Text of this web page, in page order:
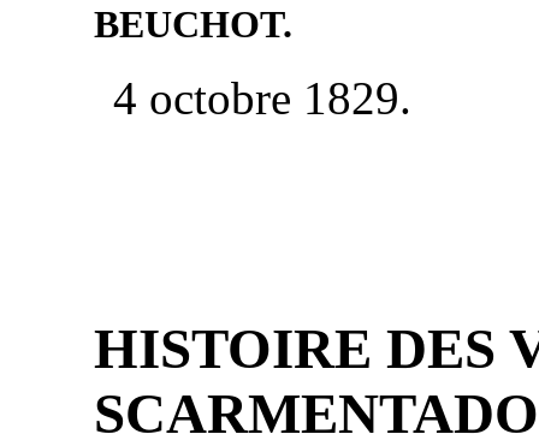
BEUCHOT.
4 octobre 1829.
HISTOIRE DES